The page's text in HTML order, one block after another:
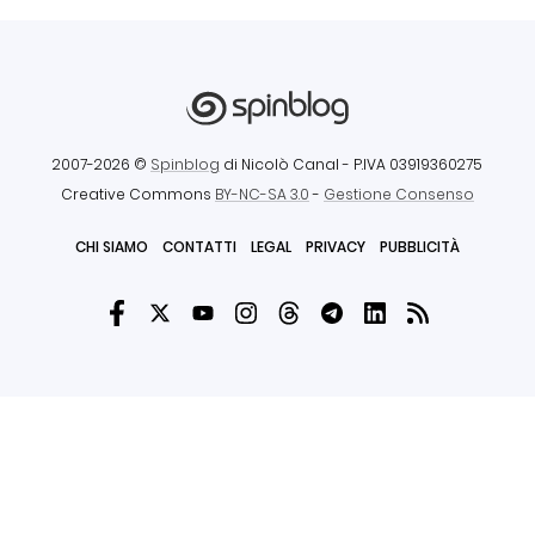
2007-2026 © Spinblog di Nicolò Canal - P.IVA 03919360275
Creative Commons BY-NC-SA 3.0- Gestione Consenso
CHI SIAMO CONTATTI LEGAL PRIVACY PUBBLICITÀ